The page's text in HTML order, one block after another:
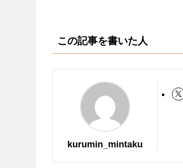
この記事を書いた人
kurumin_mintaku